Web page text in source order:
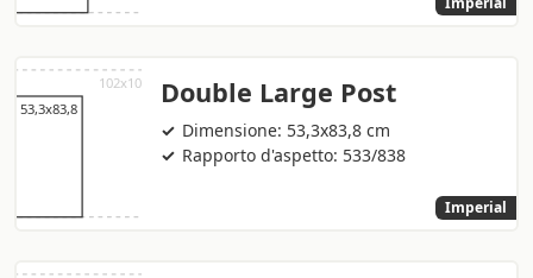
Double Large Post
Dimensione: 53,3x83,8 cm
Rapporto d'aspetto: 533/838
Imperial